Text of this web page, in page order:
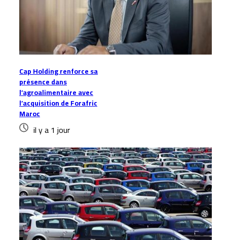
Cap Holding renforce sa
présence dans
l’agroalimentaire avec
l’acquisition de Forafric
Maroc
il y a 1 jour